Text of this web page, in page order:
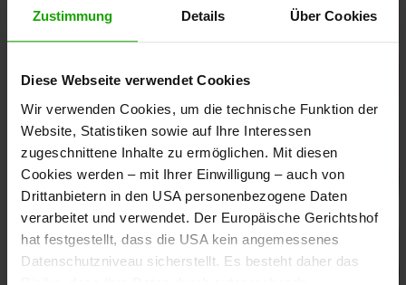
Zustimmung Details Über Cookies
Diese Webseite verwendet Cookies
Wir verwenden Cookies, um die technische Funktion der
Website, Statistiken sowie auf Ihre Interessen
zugeschnittene Inhalte zu ermöglichen. Mit diesen
Cookies werden – mit Ihrer Einwilligung – auch von
Drittanbietern in den USA personenbezogene Daten
verarbeitet und verwendet. Der Europäische Gerichtshof
hat festgestellt, dass die USA kein angemessenes
Datenschutzniveau sicherstellt. Es besteht daher das